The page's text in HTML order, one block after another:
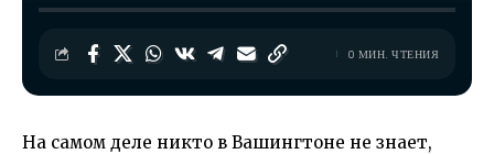
0 МИН. ЧТЕНИЯ
На самом деле никто в Вашингтоне не знает,